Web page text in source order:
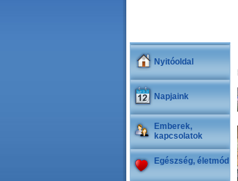
Nyitóoldal
Napjaink
Emberek,
kapcsolatok
Egészség, életmód